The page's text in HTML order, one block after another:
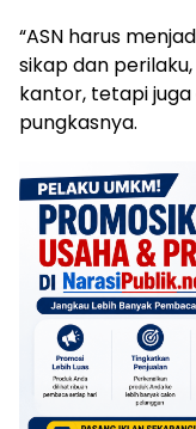
​“ASN harus
sikap dan
kantor, tetapi juga
pungkasnya.